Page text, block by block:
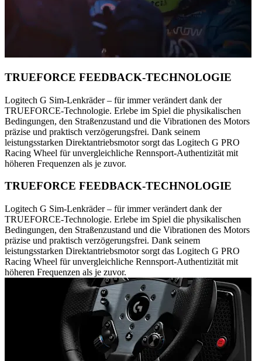
TRUEFORCE FEEDBACK-TECHNOLOGIE
Logitech G Sim-Lenkräder – für immer verändert dank der
TRUEFORCE-Technologie. Erlebe im Spiel die physikalischen
Bedingungen, den Straßenzustand und die Vibrationen des Motors
präzise und praktisch verzögerungsfrei. Dank seinem
leistungsstarken Direktantriebsmotor sorgt das Logitech G PRO
Racing Wheel für unvergleichliche Rennsport-Authentizität mit
höheren Frequenzen als je zuvor.
TRUEFORCE FEEDBACK-TECHNOLOGIE
Logitech G Sim-Lenkräder – für immer verändert dank der
TRUEFORCE-Technologie. Erlebe im Spiel die physikalischen
Bedingungen, den Straßenzustand und die Vibrationen des Motors
präzise und praktisch verzögerungsfrei. Dank seinem
leistungsstarken Direktantriebsmotor sorgt das Logitech G PRO
Racing Wheel für unvergleichliche Rennsport-Authentizität mit
höheren Frequenzen als je zuvor.